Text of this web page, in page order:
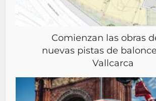
Comienzan las obras
nuevas pistas de
Vallcarca